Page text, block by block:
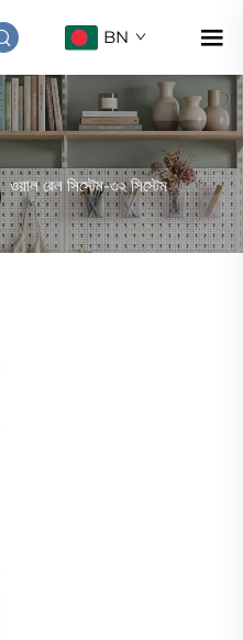
BN
ওয়াল রেল সিস্টেম-৩২ সিস্টেম